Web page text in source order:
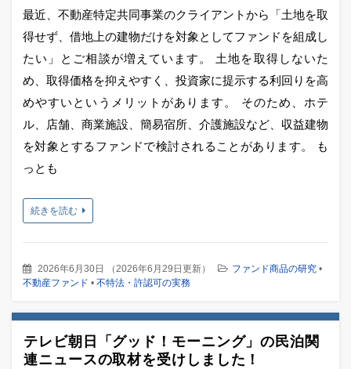
最近、不動産特定共同事業のクライアントから「土地を取
得せず、借地上の建物だけを対象としてファンドを組成し
たい」とご相談が増えています。 土地を取得しないた
め、取得価格を抑えやすく、投資家に提示する利回りを高
めやすいというメリットがあります。 そのため、ホテ
ル、店舗、商業施設、簡易宿所、介護施設など、収益建物
を対象とするファンドで検討されることがあります。 も
っとも
続きを読む
2026年6月30日 （2026年6月29日更新） ファンド商品の研究 •
不動産ファンド • 不特法・許認可の実務
テレビ朝日「グッド！モーニング」の民泊関
連ニュースの取材を受けしました！